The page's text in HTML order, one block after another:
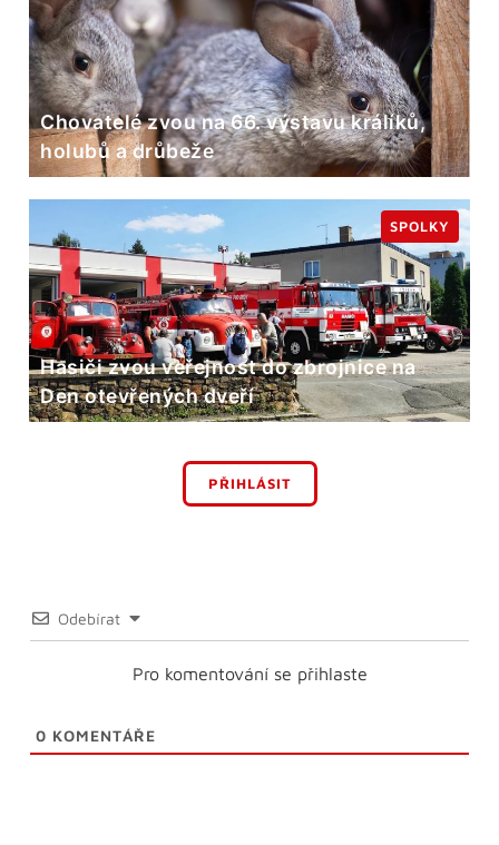
Chovatelé zvou na 66. výstavu králíků,
holubů a drůbeže
Hasiči zvou veřejnost do zbrojnice na
Den otevřených dveří
SPOLKY
PŘIHLÁSIT
Odebírat
Pro komentování se přihlaste
0 KOMENTÁŘE